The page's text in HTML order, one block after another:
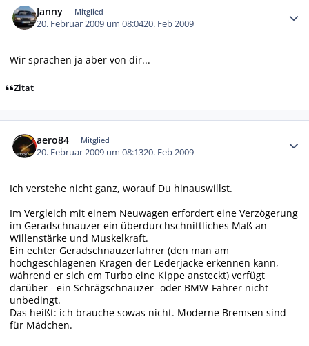
Janny Mitglied
20. Februar 2009 um 08:0420. Feb 2009
Wir sprachen ja aber von dir...
Zitat
aero84 Mitglied
20. Februar 2009 um 08:1320. Feb 2009
Ich verstehe nicht ganz, worauf Du hinauswillst.
Im Vergleich mit einem Neuwagen erfordert eine Verzögerung
im Geradschnauzer ein überdurchschnittliches Maß an
Willenstärke und Muskelkraft.
Ein echter Geradschnauzerfahrer (den man am
hochgeschlagenen Kragen der Lederjacke erkennen kann,
während er sich em Turbo eine Kippe ansteckt) verfügt
darüber - ein Schrägschnauzer- oder BMW-Fahrer nicht
unbedingt.
Das heißt: ich brauche sowas nicht. Moderne Bremsen sind
für Mädchen.